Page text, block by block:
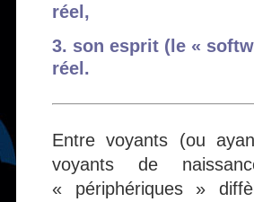
réel,
3. son esprit (le «
réel.
Entre voyants (ou
voyants de
« périphériques »